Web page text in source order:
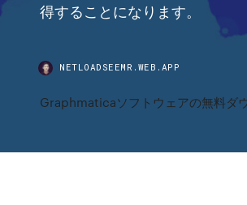
得することになります。
NETLOADSEEMR.WEB.APP
Graphmaticaソフトウェアの無料ダ